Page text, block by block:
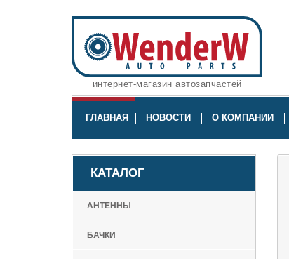
интернет-магазин автозапчастей
ГЛАВНАЯ НОВОСТИ О КОМПАНИИ
КАТАЛОГ
АНТЕННЫ
БАЧКИ